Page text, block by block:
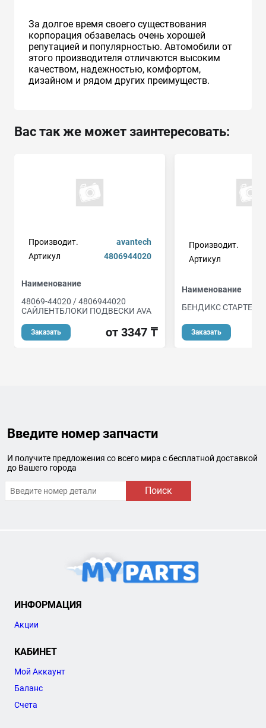
За долгое время своего существования
корпорация обзавелась очень хорошей
репутацией и популярностью. Автомобили от
этого производителя отличаются высоким
качеством, надежностью, комфортом,
дизайном и рядом других преимуществ.
Вас так же может заинтересовать:
Производит.
avantech
Артикул
4806944020
Наименование
48069-44020 / 4806944020
САЙЛЕНТБЛОКИ ПОДВЕСКИ AVA
Заказать от 3347 ₸
Производит.
Артикул
Наименование
БЕНДИКС СТАРТЕРА
Заказать
Введите номер запчасти
И получите предложения со всего мира с бесплатной доставкой
до Вашего города
Поиск
ИНФОРМАЦИЯ
Акции
КАБИНЕТ
Мой Аккаунт
Баланс
Счета